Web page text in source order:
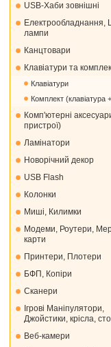
USB-Хаби зовнішні
Електрообладнання,
лампи
Канцтовари
Клавіатури та
Клавіатури
Комплект (клавіатура
Комп'ютерні
пристрої)
Ламінатори
Новорічний декор
USB Flash
Колонки
Миші, Килимки
Модеми, Роутери,
карти
Принтери, Плотери
БФП, Копіри
Сканери
Ігрові Маніпулятори,
Джойстики, крісла,
Веб-камери